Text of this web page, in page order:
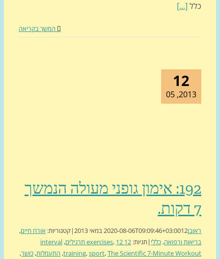
המשך בקריאה
192: אימון גופני מעולה הנמשך
2020-08-06T09:09:46+03:00
|קטגוריות:אורח חיים ,
ורפואה,כללי|תגיות:12 exercises
,12 תרגילים ,
interval
training,sport,The Scientific 7-Minute
,התעמלות ,כושר,